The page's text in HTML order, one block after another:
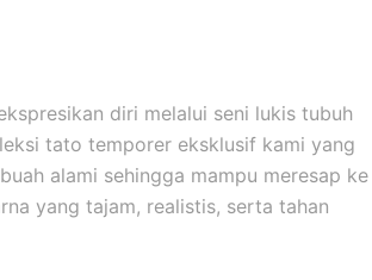
diri melalui seni lukis tubuh
tato temporer eksklusif kami yang
alami sehingga mampu meresap ke
yang tajam, realistis, serta tahan